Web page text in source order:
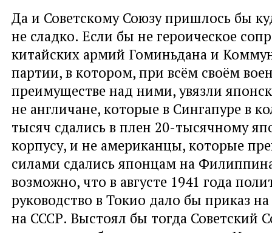
Да и Советскому Союзу пришлось бы
не сладко. Если бы не героическое
китайских армий Гоминьдана и
партии, в котором, при всём своём
преимуществе над ними, увязли
не англичане, которые в Сингапуре в
тысяч сдались в плен 20-тысячному
корпусу, и не американцы, которые
силами сдались японцам на
возможно, что в августе 1941 года
руководство в Токио дало бы приказ
на СССР. Выстоял бы тогда Советский